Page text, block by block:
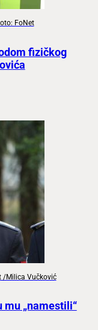
FoNet
fizičkog
/Milica Vučković
mu „namestili“